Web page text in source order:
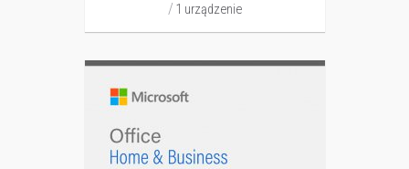
1 urządzenie